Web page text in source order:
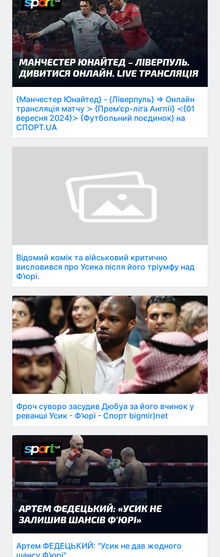
{Манчестер Юнайтед} - {Ліверпуль} ⇒ Онлайн
трансляція матчу ≻ {Прем'єр-ліга Англії} ≺{01
вересня 2024}≻ {Футбольний поєдинок} на
СПОРТ.UA
Відомий комік та військовий критично
висловився про Усика після його тріумфу над
Ф'юрі.
Фроч суворо засудив Дюбуа за його вчинок у
реванші Усик - Ф'юрі - Спорт bigmir)net
Артем ФЕДЕЦЬКИЙ: "Усик не дав жодного
шансу Ф'юрі"